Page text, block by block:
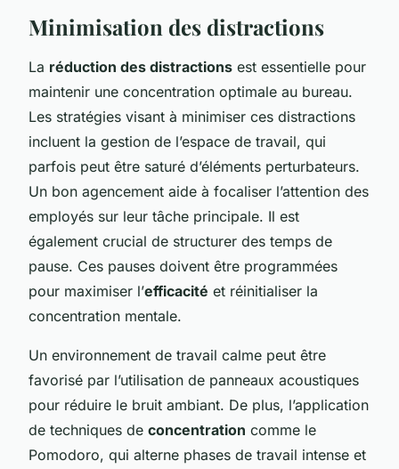
Minimisation des distractions
La réduction des distractions est essentielle pour
maintenir une concentration optimale au bureau.
Les stratégies visant à minimiser ces distractions
incluent la gestion de l’espace de travail, qui
parfois peut être saturé d’éléments perturbateurs.
Un bon agencement aide à focaliser l’attention des
employés sur leur tâche principale. Il est
également crucial de structurer des temps de
pause. Ces pauses doivent être programmées
pour maximiser l’efficacité et réinitialiser la
concentration mentale.
Un environnement de travail calme peut être
favorisé par l’utilisation de panneaux acoustiques
pour réduire le bruit ambiant. De plus, l’application
de techniques de concentration comme le
Pomodoro, qui alterne phases de travail intense et